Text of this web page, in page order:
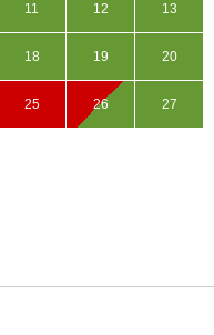
11 12 13
18 19 20
25 26 27